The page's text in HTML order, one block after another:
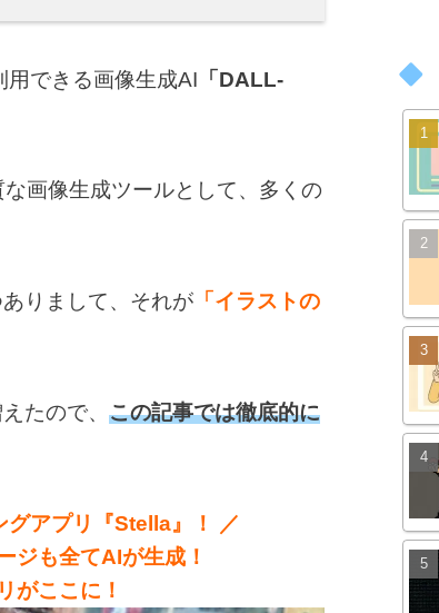
できる画像生成AI 「DALL-
画像生成ツールとして、多くの
りまして、それが 「イラストの
たので、 この記事では徹底的に
グアプリ『Stella』！ ／
ジも全てAIが生成！
がここに！